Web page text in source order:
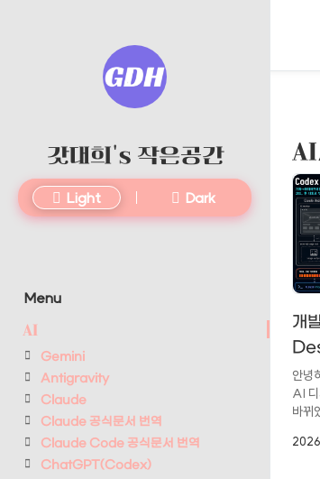
갓대희's 작은공간
Light Dark
Menu
AI
Gemini
Antigravity
Claude
Claude 공식문서 번역
Claude Code 공식문서 번역
ChatGPT(Codex)
개
튜
안녕
AI 디
바
대표